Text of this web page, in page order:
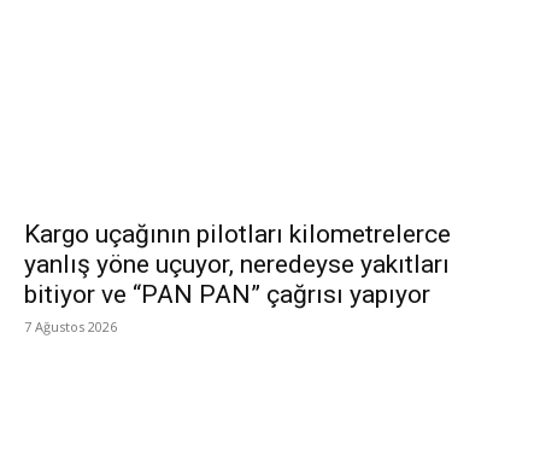
Kargo uçağının pilotları kilometrelerce
yanlış yöne uçuyor, neredeyse yakıtları
bitiyor ve “PAN PAN” çağrısı yapıyor
7 Ağustos 2026